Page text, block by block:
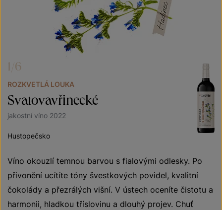
1/6
ROZKVETLÁ LOUKA
Svatovavřinecké
jakostní víno 2022
Hustopečsko
Víno okouzlí temnou barvou s fialovými odlesky. Po
přivonění ucítíte tóny švestkových povidel, kvalitní
čokolády a přezrálých višní. V ústech oceníte čistotu a
harmonii, hladkou tříslovinu a dlouhý projev. Chuť